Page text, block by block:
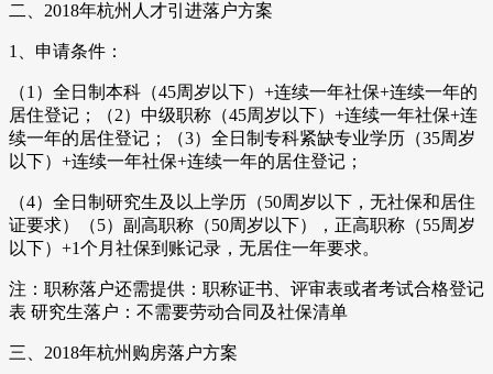
二、2018年杭州人才引进落户方案
1、申请条件：
（1）全日制本科（45周岁以下）+连续一年社保+连续一年的
居住登记；（2）中级职称（45周岁以下）+连续一年社保+连
续一年的居住登记；（3）全日制专科紧缺专业学历（35周岁
以下）+连续一年社保+连续一年的居住登记；
（4）全日制研究生及以上学历（50周岁以下，无社保和居住
证要求）（5）副高职称（50周岁以下），正高职称（55周岁
以下）+1个月社保到账记录，无居住一年要求。
注：职称落户还需提供：职称证书、评审表或者考试合格登记
表 研究生落户：不需要劳动合同及社保清单
三、2018年杭州购房落户方案